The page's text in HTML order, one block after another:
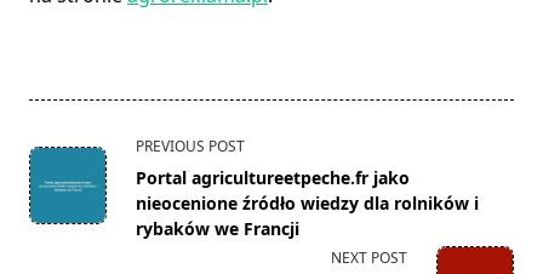
<span
class="nav-
subtitle
screen-
PREVIOUS POST
Portal agricultureetpeche.fr jako
nieocenione źródło wiedzy dla rolników i
rybaków we Francji
NEXT POST